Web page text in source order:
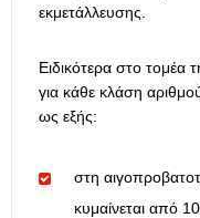
εκμετάλλευσης.
Ειδικότερα στο τομέα
για κάθε κλάση
ως εξής:
στη
κυμαίνεται από